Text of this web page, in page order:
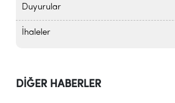
Duyurular
İhaleler
DİĞER HABERLER